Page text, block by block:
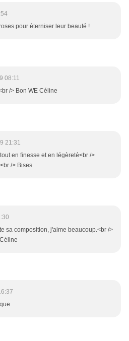
pour éterniser leur beauté !
08:11
/> Bon WE Céline
21:31
en finesse et en légèreté<br />
/> Bises
sa composition, j'aime beaucoup.<br />